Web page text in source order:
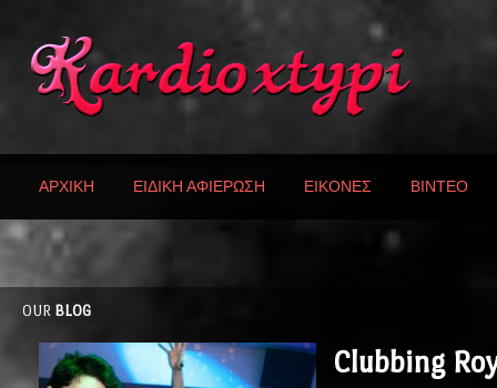
ΑΡΧΙΚΗ ΕΙΔΙΚΗ ΑΦΙΕΡΩΣΗ ΕΙΚΟΝΕΣ ΒΙΝΤΕΟ
OUR BLOG
Clubbing